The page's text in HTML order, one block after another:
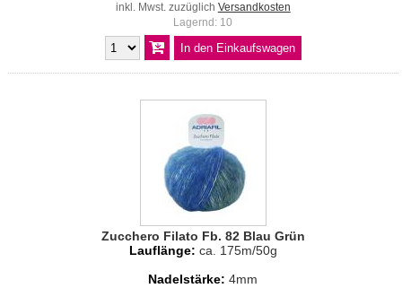
inkl. Mwst. zuzüglich Versandkosten
Lagernd: 10
Zucchero Filato Fb. 82 Blau Grün
Lauflänge: ca. 175m/50g
Nadelstärke: 4mm